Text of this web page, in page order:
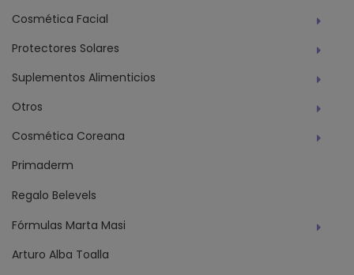
Cosmética Facial
Protectores Solares
Suplementos Alimenticios
Otros
Cosmética Coreana
Primaderm
Regalo Belevels
Fórmulas Marta Masi
Arturo Alba Toalla